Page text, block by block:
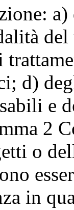
d)
e
2
o
in